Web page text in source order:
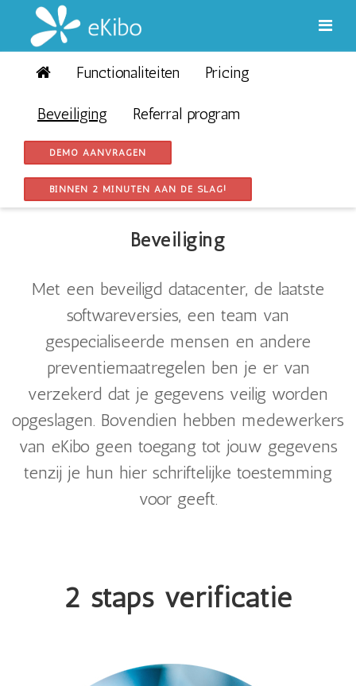
Functionaliteiten Pricing
Beveiliging Referral program
DEMO AANVRAGEN
BINNEN 2 MINUTEN AAN DE SLAG!
Beveiliging
Beveiliging
Met een beveiligd datacenter, de laatste
softwareversies, een team van
gespecialiseerde mensen en andere
preventiemaatregelen ben je er van
verzekerd dat je gegevens veilig worden
opgeslagen. Bovendien hebben medewerkers
van eKibo geen toegang tot jouw gegevens
tenzij je hun hier schriftelijke toestemming
voor geeft.
2 staps verificatie